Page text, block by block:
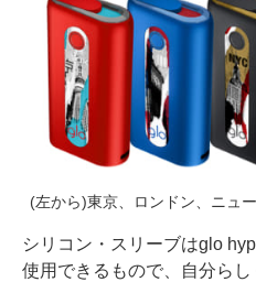
(左から)東京、ロンドン、ニュ
シリコン・スリーブはglo
使用できるもので、自分ら